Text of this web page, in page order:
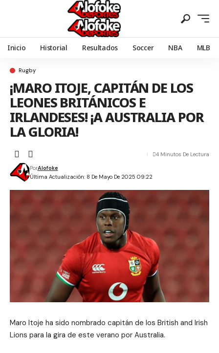
Inicio Historial Resultados Soccer NBA MLB
Rugby
¡MARO ITOJE, CAPITÁN DE LOS
LEONES BRITÁNICOS E
IRLANDESES! ¡A AUSTRALIA POR
LA GLORIA!
Última Actualización: 8 De Mayo De 2025 09:22
PorAlofoke
4 Minutos De Lectura
Maro Itoje ha sido nombrado capitán de los British and Irish
Lions para la gira de este verano por Australia.